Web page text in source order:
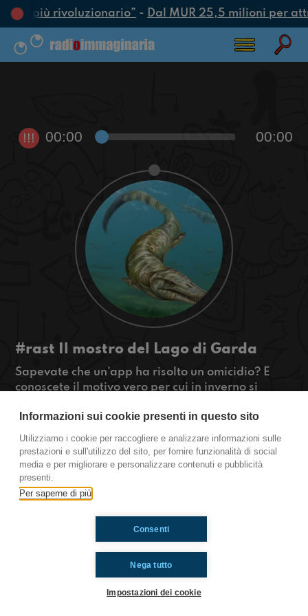
più rivoluzionario”- Dal MUR 25,5 milioni per
!!! 00:00 00:00
#rast Il mostro del Lago di Garda
Sapevate che un'app ha risolto un omicidio? E
conoscete il motivo vero per cui in inverno si
mostro marino non vi preoccupa?
#OkkinSu www.radioimmaginaria.it
Rastignano
Informazioni sui cookie presenti in questo sito
Utilizziamo i cookie per raccogliere e analizzare informazioni sulle
prestazioni e sull'utilizzo del sito, per fornire funzionalità di social
media e per migliorare e personalizzare contenuti e pubblicità
presenti.
Per saperne di più
Nega tutto
Consenti
Impostazioni dei cookie